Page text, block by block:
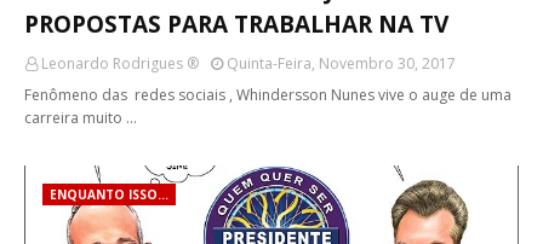
PROPOSTAS PARA TRABALHAR NA TV
Leonardo Rodrigues ®
Quinta-Feira, Novembro 30, 2017
Fenômeno das redes sociais , Whindersson Nunes vive o auge de uma
carreira muito …
ENQUANTO ISSO...